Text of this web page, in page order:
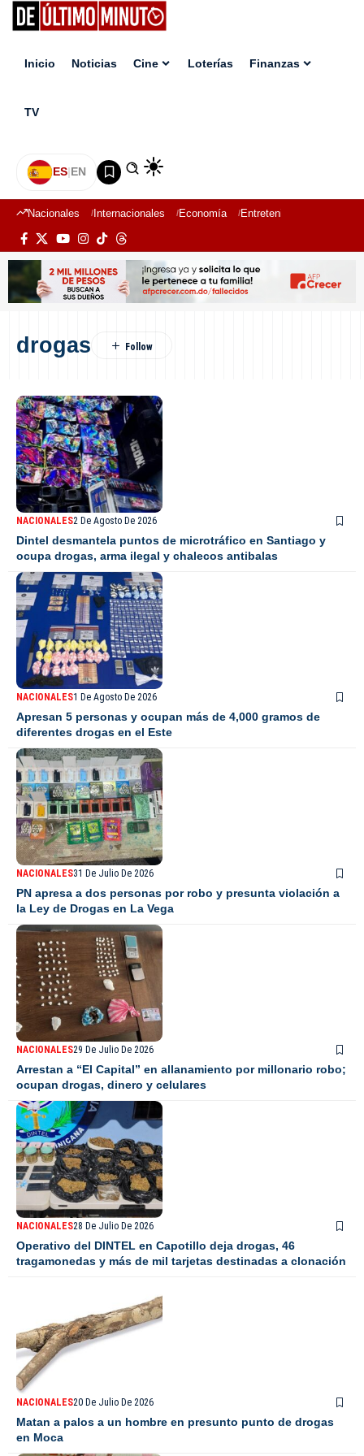
Inicio Noticias Cine Loterías Finanzas
TV
ES|EN
Nacionales Internacionales Economía Entretenimiento
drogas
NACIONALES2 De Agosto De 2026
Dintel desmantela puntos de microtráfico en Santiago y
ocupa drogas, arma ilegal y chalecos antibalas
NACIONALES1 De Agosto De 2026
Apresan 5 personas y ocupan más de 4,000 gramos de
diferentes drogas en el Este
NACIONALES31 De Julio De 2026
PN apresa a dos personas por robo y presunta violación a
la Ley de Drogas en La Vega
NACIONALES29 De Julio De 2026
Arrestan a “El Capital” en allanamiento por millonario robo;
ocupan drogas, dinero y celulares
NACIONALES28 De Julio De 2026
Operativo del DINTEL en Capotillo deja drogas, 46
tragamonedas y más de mil tarjetas destinadas a clonación
NACIONALES20 De Julio De 2026
Matan a palos a un hombre en presunto punto de drogas
en Moca